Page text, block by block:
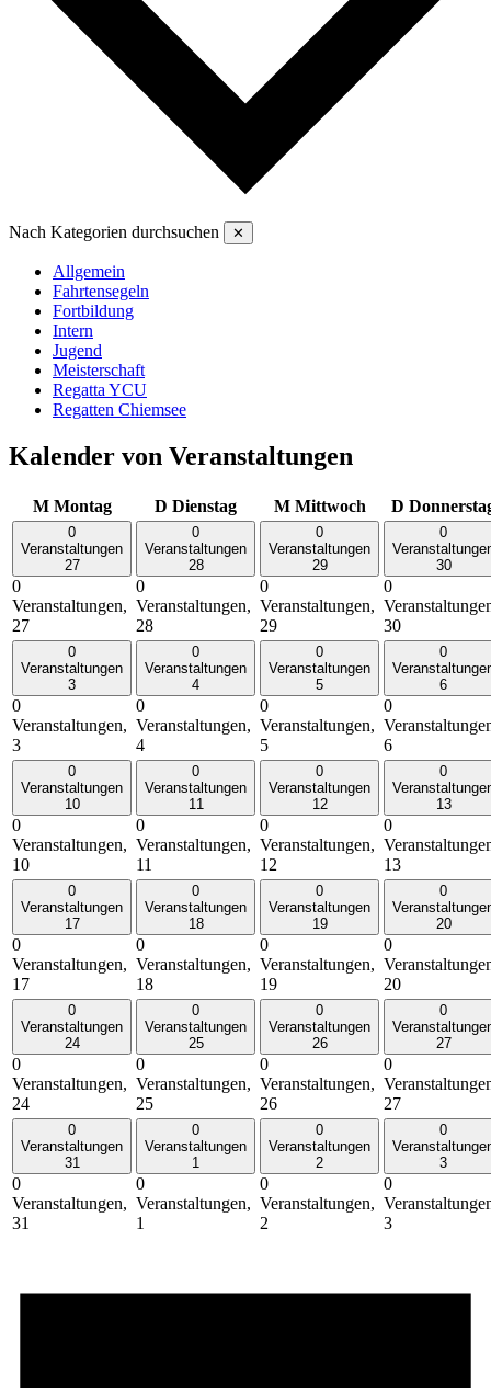
Nach Kategorien durchsuchen ✕
Allgemein
Fahrtensegeln
Fortbildung
Intern
Jugend
Meisterschaft
Regatta YCU
Regatten Chiemsee
Kalender von Veranstaltungen
M Montag D Dienstag M Mittwoch D
0
Veranstaltungen
27
0
Veranstaltungen,
27
0
Veranstaltungen
28
0
Veranstaltungen,
28
0
Veranstaltungen
29
0
Veranstaltungen,
29
0
30
0
30
0
Veranstaltungen
3
0
Veranstaltungen,
3
0
Veranstaltungen
4
0
Veranstaltungen,
4
0
Veranstaltungen
5
0
Veranstaltungen,
5
0
6
0
6
0
Veranstaltungen
10
0
Veranstaltungen,
10
0
Veranstaltungen
11
0
Veranstaltungen,
11
0
Veranstaltungen
12
0
Veranstaltungen,
12
0
13
0
13
0
Veranstaltungen
17
0
Veranstaltungen,
17
0
Veranstaltungen
18
0
Veranstaltungen,
18
0
Veranstaltungen
19
0
Veranstaltungen,
19
0
20
0
20
0
Veranstaltungen
24
0
Veranstaltungen,
24
0
Veranstaltungen
25
0
Veranstaltungen,
25
0
Veranstaltungen
26
0
Veranstaltungen,
26
0
27
0
27
0
Veranstaltungen
31
0
Veranstaltungen,
31
0
Veranstaltungen
1
0
Veranstaltungen,
1
0
Veranstaltungen
2
0
Veranstaltungen,
2
0
3
0
3